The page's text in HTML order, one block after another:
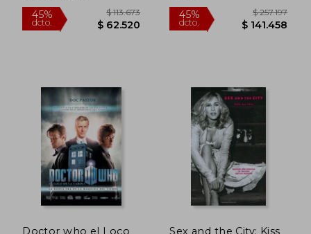
Doctor who el Loco Sex and the City: Kiss